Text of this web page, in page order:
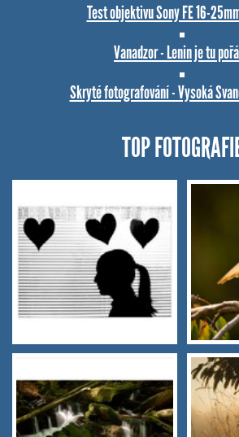
Test objektivu Sony FE 16-
Vanadzor - Lenin je tu
Skryté fotografování - Vysoká
TOP